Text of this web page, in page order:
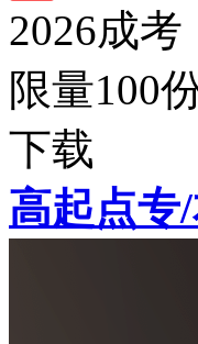
2026成
限量100
下载
高起点专